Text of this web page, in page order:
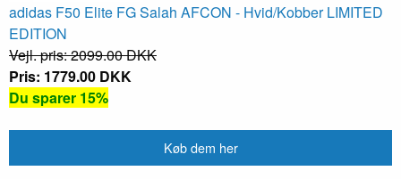
adidas F50 Elite FG Salah AFCON - Hvid/Kobber LIMITED
EDITION
Vejl. pris: 2099.00 DKK
Pris: 1779.00 DKK
Du sparer 15%
Køb dem her